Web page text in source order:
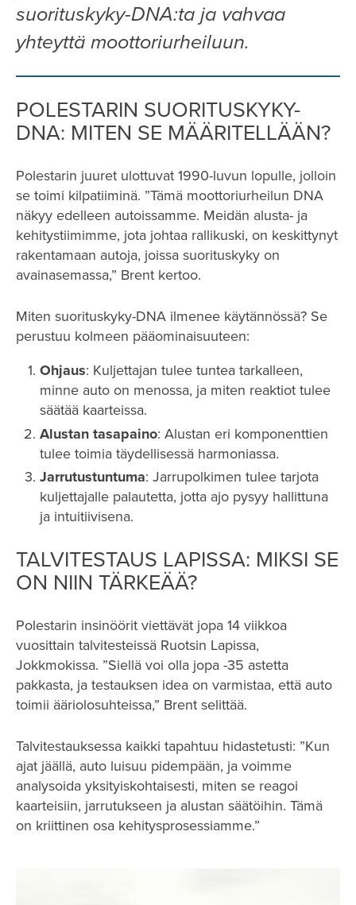
suorituskyky-DNA:ta ja vahvaa
yhteyttä moottoriurheiluun.
POLESTARIN SUORITUSKYKY-
DNA: MITEN SE MÄÄRITELLÄÄN?
Polestarin juuret ulottuvat 1990-luvun lopulle, jolloin
se toimi kilpatiiminä. ”Tämä moottoriurheilun DNA
näkyy edelleen autoissamme. Meidän alusta- ja
kehitystiimimme, jota johtaa rallikuski, on keskittynyt
rakentamaan autoja, joissa suorituskyky on
avainasemassa,” Brent kertoo.
Miten suorituskyky-DNA ilmenee käytännössä? Se
perustuu kolmeen pääominaisuuteen:
Ohjaus: Kuljettajan tulee tuntea tarkalleen,
minne auto on menossa, ja miten reaktiot tulee
säätää kaarteissa.
Alustan tasapaino: Alustan eri komponenttien
tulee toimia täydellisessä harmoniassa.
Jarrutustuntuma: Jarrupolkimen tulee tarjota
kuljettajalle palautetta, jotta ajo pysyy hallittuna
ja intuitiivisena.
TALVITESTAUS LAPISSA: MIKSI SE
ON NIIN TÄRKEÄÄ?
Polestarin insinöörit viettävät jopa 14 viikkoa
vuosittain talvitesteissä Ruotsin Lapissa,
Jokkmokissa. ”Siellä voi olla jopa -35 astetta
pakkasta, ja testauksen idea on varmistaa, että auto
toimii ääriolosuhteissa,” Brent selittää.
Talvitestauksessa kaikki tapahtuu hidastetusti: ”Kun
ajat jäällä, auto luisuu pidempään, ja voimme
analysoida yksityiskohtaisesti, miten se reagoi
kaarteisiin, jarrutukseen ja alustan säätöihin. Tämä
on kriittinen osa kehitysprosessiamme.”